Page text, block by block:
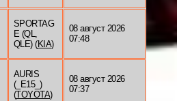
SPORTAG
E (QL,
QLE) (KIA)
08 август 2026
07:48
AURIS
(_E15_)
(TOYOTA)
08 август 2026
07:37